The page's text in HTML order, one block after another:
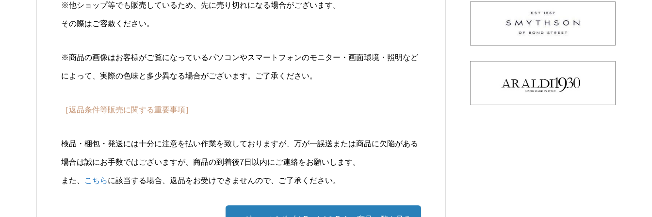
※他ショップ等でも販売しているため、先に売り切れになる場合がございます。
その際はご容赦ください。
※商品の画像はお客様がご覧になっているパソコンやスマートフォンのモニター・画面環境・照明など
によって、実際の色味と多少異なる場合がございます。ご了承ください。
［返品条件等販売に関する重要事項］
検品・梱包・発送には十分に注意を払い作業を致しておりますが、万が一誤送または商品に欠陥がある
場合は誠にお手数ではございますが、商品の到着後7日以内にご連絡をお願いします。
また、 こちらに該当する場合、返品をお受けできませんので、ご了承ください。